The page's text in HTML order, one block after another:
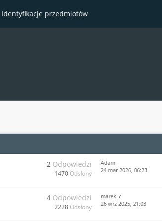
Identyfikacje przedmiotów
2 Odpowiedzi
1470 Odsłony
Adam
24 mar 2026, 06:23
4 Odpowiedzi
2228 Odsłony
marek_c.
26 wrz 2025, 21:03